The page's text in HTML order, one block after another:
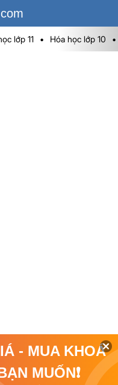
lớp 11 • Hóa học lớp 10 •
- MUA KHOÁ
MUỐN❗